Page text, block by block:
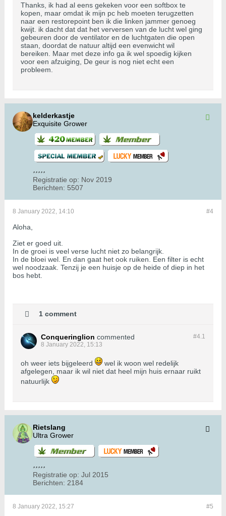
Thanks, ik had al eens gekeken voor een softbox te
kopen, maar omdat ik mijn pc heb moeten terugzetten
naar een restorepoint ben ik die linken jammer genoeg
kwijt. ik dacht dat dat het verversen van de lucht wel ging
gebeuren door de ventilator en de luchtgaten die open
staan, doordat de natuur altijd een evenwicht wil
bereiken. Maar met deze info ga ik wel spoedig kijken
voor een afzuiging, De geur is nog niet echt een
probleem.
kelderkastje
Exquisite Grower
Registratie op: Nov 2019
Berichten: 5507
#4
8 January 2022, 14:10
Aloha,
Ziet er goed uit.
In de groei is veel verse lucht niet zo belangrijk.
In de bloei wel. En dan gaat het ook ruiken. Een filter is echt
wel noodzaak. Tenzij je een huisje op de heide of diep in het
bos hebt.
1 comment
#4.1
Conqueringlion commented
8 January 2022, 15:13
oh weer iets bijgeleerd
wel ik woon wel redelijk
afgelegen, maar ik wil niet dat heel mijn huis ernaar ruikt
natuurlijk
Rietslang
Ultra Grower
Registratie op: Jul 2015
Berichten: 2184
#5
8 January 2022, 15:27